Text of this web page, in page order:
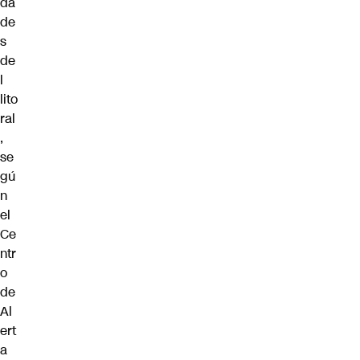
de
s
de
l
lito
ral
,
se
gú
n
el
Ce
ntr
o
de
Al
ert
a